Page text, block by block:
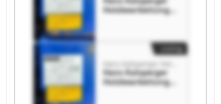
Holzbearbeitungs
maschinen Hans
Holzbearbeitungs
Hans Kalsperger
Holzbearbeitungs
maschinen Hans